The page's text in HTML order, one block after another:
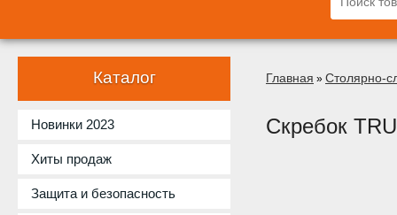
Каталог
Новинки 2023
Хиты продаж
Защита и безопасность
Главная » Столярно-
Скребок